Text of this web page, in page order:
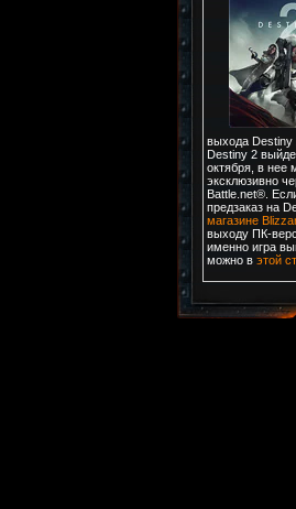
выхода
Destiny 2
октября, в нее
эксклюзивно
Battle.net®.
предзаказ на
магазине
выходу ПК-
именно игра
можно в этой